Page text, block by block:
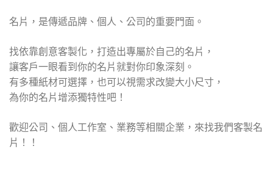
名片，是傳遞品牌、個人、公司的重要門面。
找依靠創意客製化，打造出專屬於自己的名片，
讓客戶一眼看到你的名片就對你印象深刻。
有多種紙材可選擇，也可以視需求改變大小尺寸，
為你的名片增添獨特性吧！
歡迎公司、個人工作室、業務等相關企業，來找我們客製名
片！！